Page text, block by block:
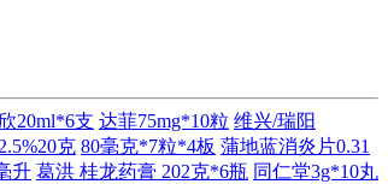
20ml*6支 达菲75mg*10粒 维兴/瑞阳
克 80毫克*7粒*4板 蒲地蓝消炎片0.31
升 葛洪 桂龙药膏 202克*6瓶 同仁堂3g*10丸